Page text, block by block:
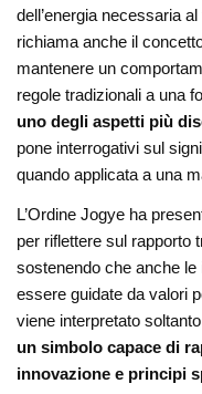
dell’energia necessaria
richiama anche il
mantenere un
regole tradizionali a una
uno degli aspetti più
pone interrogativi sul
quando applicata a una
L’Ordine Jogye ha
per riflettere sul rapporto
sostenendo che anche
essere guidate da valori
viene interpretato
un simbolo capace di
innovazione e principi